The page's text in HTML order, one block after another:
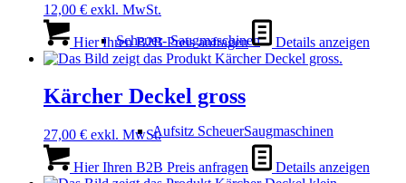
Scheuer- Saugmaschinen
Aufsitz ScheuerSaugmaschinen
12,00 € exkl. MwSt.
Hier Ihren B2B Preis anfragen Details anzeigen
Kärcher Deckel gross
27,00 € exkl. MwSt.
Hier Ihren B2B Preis anfragen Details anzeigen